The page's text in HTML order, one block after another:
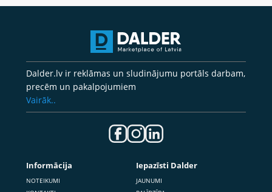
Dalder.lv ir reklāmas un sludinājumu portāls darbam,
precēm un pakalpojumiem
Vairāk..
Informācija
NOTEIKUMI
Iepazīsti Dalder
JAUNUMI